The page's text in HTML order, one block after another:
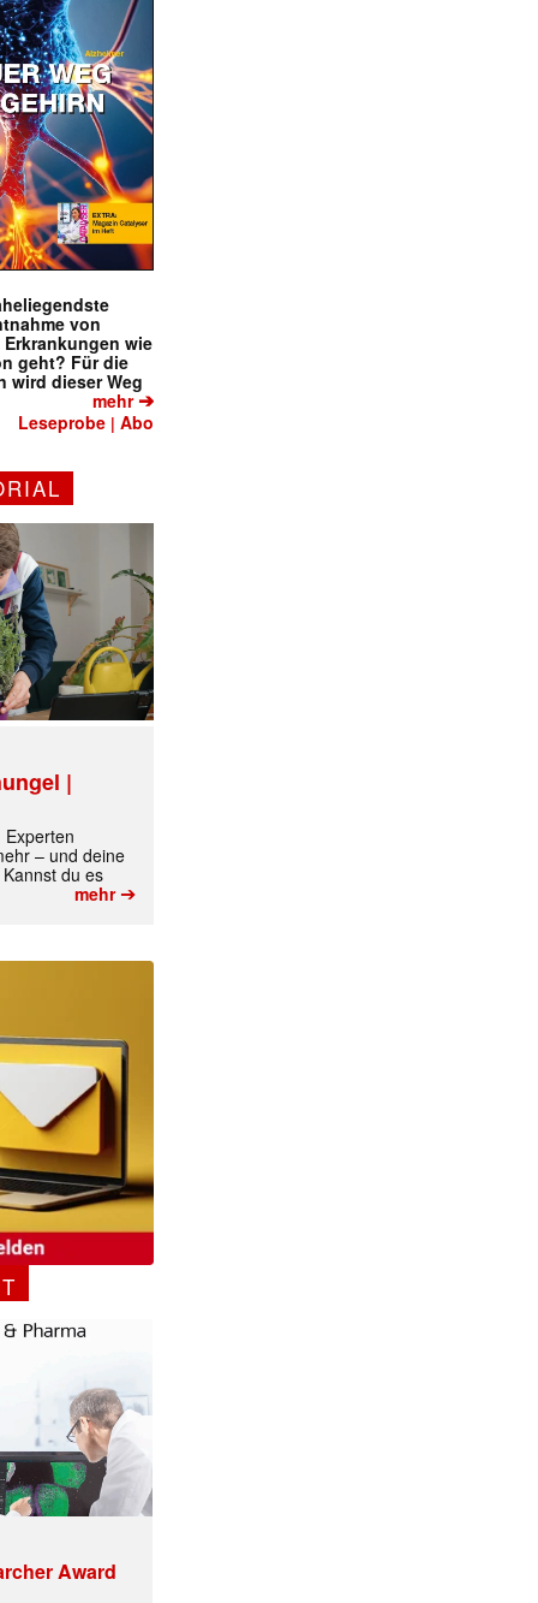
von
wie
geht? Für die
wird dieser Weg
mehr➔
Leseprobe |Abo
|
Experten
– und deine
du es
mehr➔
Award